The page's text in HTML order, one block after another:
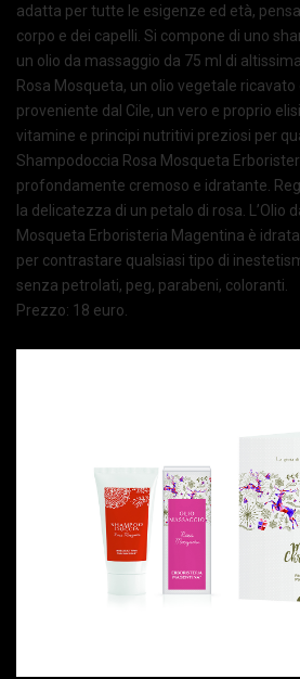
adatta per tutte le esigenze ed età,
corpo e dei capelli. Si compone di uno
un olio da massaggio da 75 ml di
Rosa Mosqueta, un olio vegetale
proveniente dal Cile, un vero e proprio
vitamine e principi nutritivi preziosi per
Shampodoccia Rosa Mosqueta
profondamente cremoso e idratante.
la delicatezza di un petalo di rosa. L’Olio
Mosqueta Erboristeria Magentina è
per contrastare qualsiasi tipo di
senza petrolati, peg, parabeni, coloranti.
Prezzo: 18 euro.